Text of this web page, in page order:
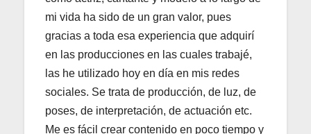
mi vida ha sido de un gran valor, pues
gracias a toda esa experiencia que adquirí
en las producciones en las cuales trabajé,
las he utilizado hoy en día en mis redes
sociales. Se trata de producción, de luz, de
poses, de interpretación, de actuación etc.
Me es fácil crear contenido en poco tiempo y